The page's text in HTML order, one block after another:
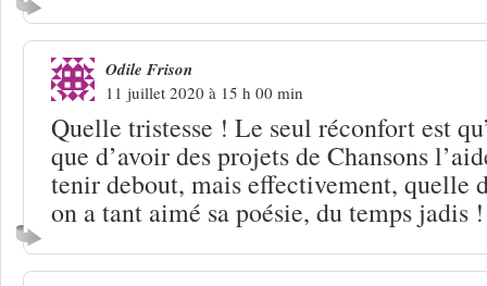
Odile Frison
11 juillet 2020 à 15 h 00 min
Quelle tristesse ! Le seul réconfort est
que d’avoir des projets de Chansons
tenir debout, mais effectivement, quelle
on a tant aimé sa poésie, du temps jadis !